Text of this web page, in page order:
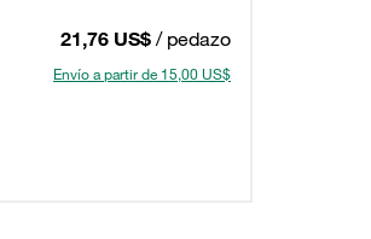
21,76 US$ / pedazo
Envío a partir de 15,00 US$